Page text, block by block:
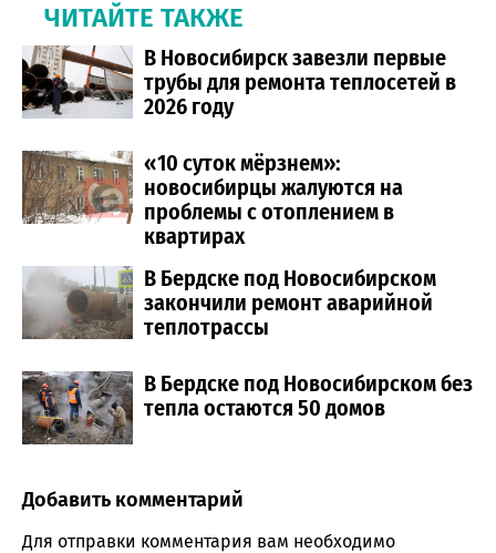
ЧИТАЙТЕ ТАКЖЕ
В Новосибирск завезли первые
трубы для ремонта теплосетей в
2026 году
«10 суток мёрзнем»:
новосибирцы жалуются на
проблемы с отоплением в
квартирах
В Бердске под Новосибирском
закончили ремонт аварийной
теплотрассы
В Бердске под Новосибирском без
тепла остаются 50 домов
Comment section
Добавить комментарий
Для отправки комментария вам необходимо